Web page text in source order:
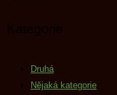
Kategorie
Druhá
Nějaká kategorie